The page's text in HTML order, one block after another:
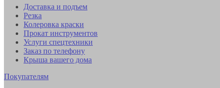
Доставка и подъем
Резка
Колеровка краски
Прокат инструментов
Услуги спецтехники
Заказ по телефону
Крыша вашего дома
Покупателям